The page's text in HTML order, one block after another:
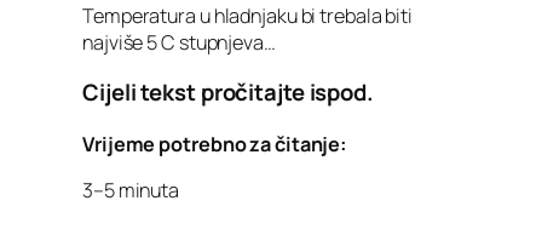
Temperatura u hladnjaku bi trebala biti
najviše 5 C stupnjeva…
Cijeli tekst pročitajte ispod.
Vrijeme potrebno za čitanje:
3–5 minuta